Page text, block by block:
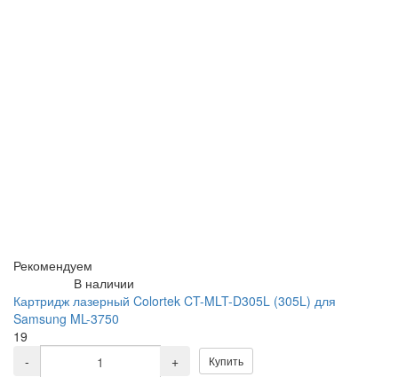
Рекомендуем
В наличии
Картридж лазерный Colortek CT-MLT-D305L (305L) для
Samsung ML-3750
19
-
+ Купить